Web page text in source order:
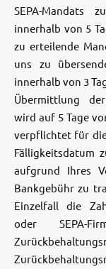
SEPA-Mandats
innerhalb von 5
zu erteilende
uns zu
innerhalb von 3
Übermittlung
wird auf 5 Tage
verpflichtet für
Fälligkeitsdatum
aufgrund Ihres
Bankgebühr zu
Einzelfall die
oder SEPA-